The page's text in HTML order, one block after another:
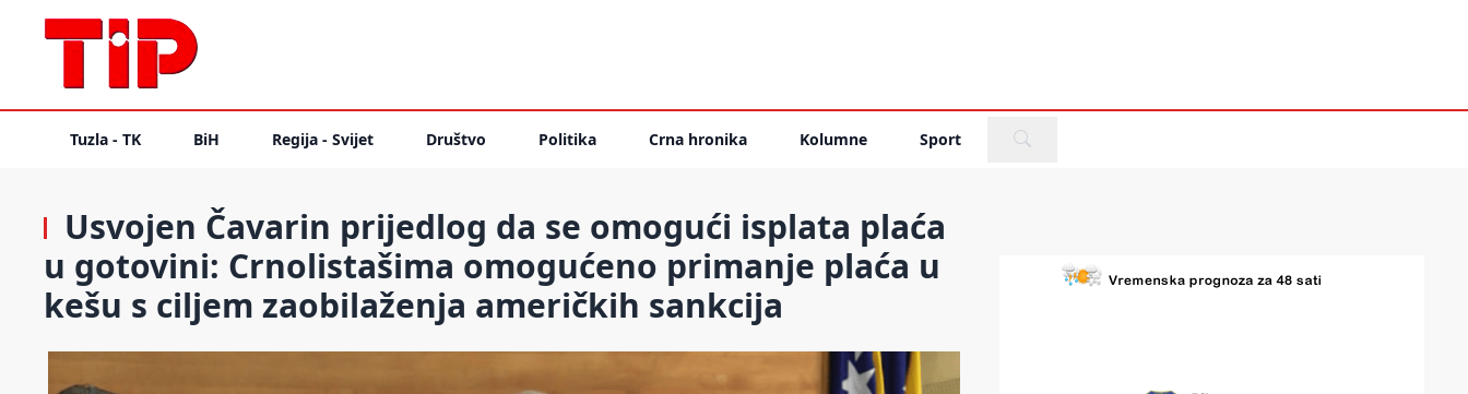
Tuzla - TK BiH Regija - Svijet Društvo Politika Crna hronika Kolumne Sport
Usvojen Čavarin prijedlog da se omogući isplata plaća
u gotovini: Crnolistašima omogućeno primanje plaća u
kešu s ciljem zaobilaženja američkih sankcija